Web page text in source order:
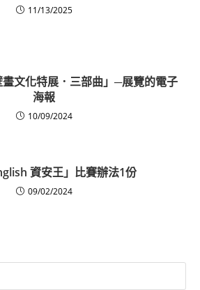
11/13/2025
畫文化特展．三部曲」─展覽的電子
海報
10/09/2024
資安王」比賽辦法1份
09/02/2024